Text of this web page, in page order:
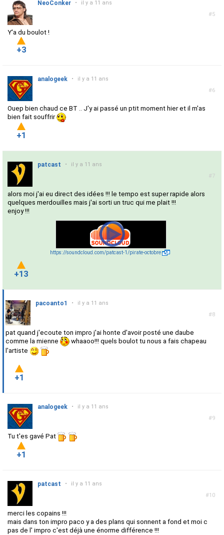
#5
NeoConker • il y a 11 ans
Y'a du boulot !
+3
#6
analogeek • il y a 11 ans
Ouep bien chaud ce BT .. J'y ai passé un ptit moment hier et il m'as
bien fait souffrir
+1
#7
patcast • il y a 11 ans
alors moi j'ai eu direct des idées !!! le tempo est super rapide alors
quelques merdouilles mais j'ai sorti un truc qui me plait !!!
enjoy !!!
https://soundcloud.com/patcast-1/pirate-octobre
+13
#8
pacoanto1 • il y a 11 ans
pat quand j'ecoute ton impro j'ai honte d'avoir posté une daube
comme la mienne
whaaoo!!! quels boulot tu nous a fais chapeau
l'artiste
+1
#9
analogeek • il y a 11 ans
Tu t'es gavé Pat
+1
#10
patcast • il y a 11 ans
merci les copains !!!
mais dans ton impro paco y a des plans qui sonnent a fond et moi c
pas de l' impro c'est déjà une énorme différence !!!